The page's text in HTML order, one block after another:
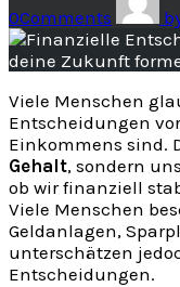
0Comments
Viele Menschen
Entscheidungen
Einkommens sind.
Gehalt, sondern
ob wir finanziell
Viele Menschen
Geldanlagen,
unterschätzen
Entscheidungen.